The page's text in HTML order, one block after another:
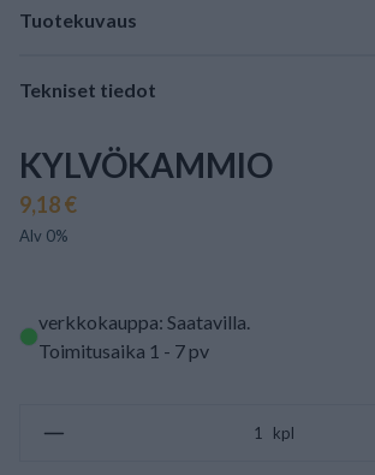
Tuotekuvaus
Tekniset tiedot
KYLVÖKAMMIO
9,18 €
Alv 0%
verkkokauppa: Saatavilla.
Toimitusaika 1 - 7 pv
kpl